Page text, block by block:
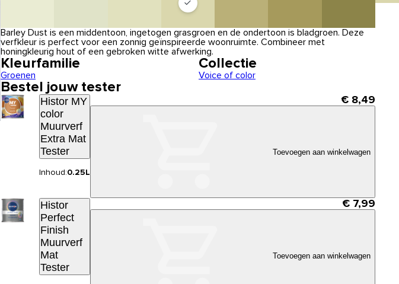
Barley Dust is een middentoon, ingetogen grasgroen en de ondertoon is bladgroen. Deze
verfkleur is perfect voor een zonnig geïnspireerde woonruimte. Combineer met
honingkleurig hout of een gebroken witte afwerking.
Kleurfamilie
Groenen
Collectie
Voice of color
Bestel jouw tester
Histor MY
color
Muurverf
Extra Mat
Tester
Inhoud:0.25L
€ 8,49
Toevoegen aan winkelwagen
Histor
Perfect
Finish
Muurverf
Mat
Tester
€ 7,99
Toevoegen aan winkelwagen